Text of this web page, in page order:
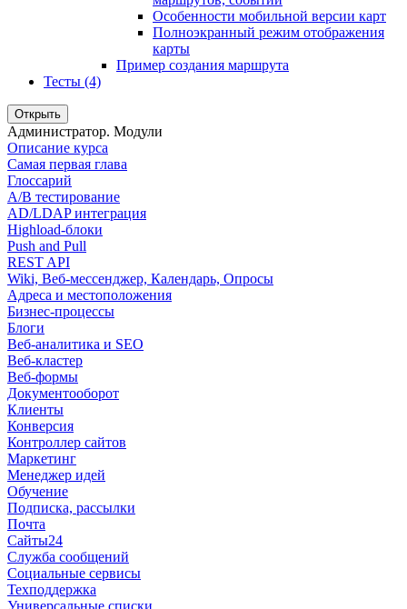
Особенности мобильной версии карт
Полноэкранный режим отображения
карты
Пример создания маршрута
Тесты (4)
Открыть
Администратор. Модули
Описание курса
Самая первая глава
Глоссарий
A/B тестирование
AD/LDAP интеграция
Highload-блоки
Push and Pull
REST API
Wiki, Веб-мессенджер, Календарь, Опросы
Адреса и местоположения
Бизнес-процессы
Блоги
Веб-аналитика и SEO
Веб-кластер
Веб-формы
Документооборот
Клиенты
Конверсия
Контроллер сайтов
Маркетинг
Менеджер идей
Обучение
Подписка, рассылки
Почта
Сайты24
Служба сообщений
Социальные сервисы
Техподдержка
Универсальные списки